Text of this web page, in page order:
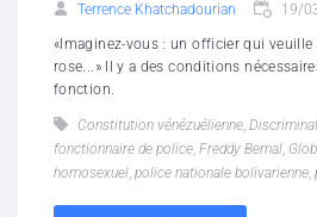
Terrence Khatchadourian 19/
«Imaginez-vous : un officier qui
rose...» Il y a des conditions
fonction.
Constitution vénézuélienne,
fonctionnaire de police, Freddy Bernal,
homosexuel, police nationale bolivarienne,